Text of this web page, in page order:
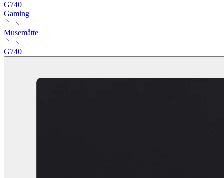
G740
Gaming
Musemåtte
G740